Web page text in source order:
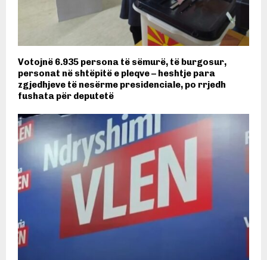
Votojnë 6.935 persona të sëmurë, të burgosur,
personat në shtëpitë e pleqve – heshtje para
zgjedhjeve të nesërme presidenciale, po rrjedh
fushata për deputetë